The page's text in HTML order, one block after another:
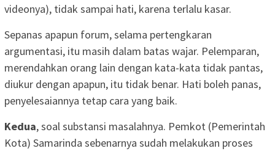
videonya), tidak sampai hati, karena terlalu kasar.
Sepanas apapun forum, selama pertengkaran
argumentasi, itu masih dalam batas wajar. Pelemparan,
merendahkan orang lain dengan kata-kata tidak pantas,
diukur dengan apapun, itu tidak benar. Hati boleh panas,
penyelesaiannya tetap cara yang baik.
Kedua, soal substansi masalahnya. Pemkot (Pemerintah
Kota) Samarinda sebenarnya sudah melakukan proses